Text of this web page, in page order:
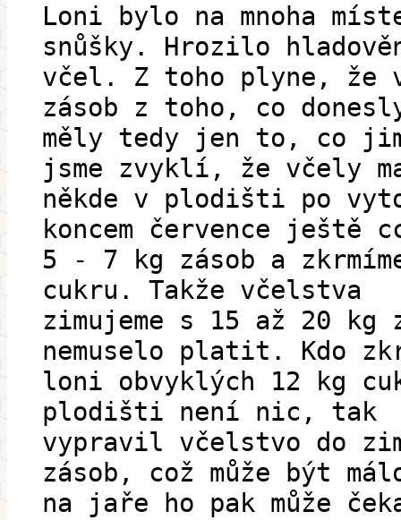
Loni bylo na mnoha
snůšky. Hrozilo
včel. Z toho plyne, že
zásob z toho, co
měly tedy jen to, co
jsme zvyklí, že včely
někde v plodišti po
koncem července ještě
5 - 7 kg zásob a
cukru. Takže včelstva
zimujeme s 15 až 20
nemuselo platit. Kdo
loni obvyklých 12 kg
plodišti není nic, tak
vypravil včelstvo do
zásob, což může být
na jaře ho pak může